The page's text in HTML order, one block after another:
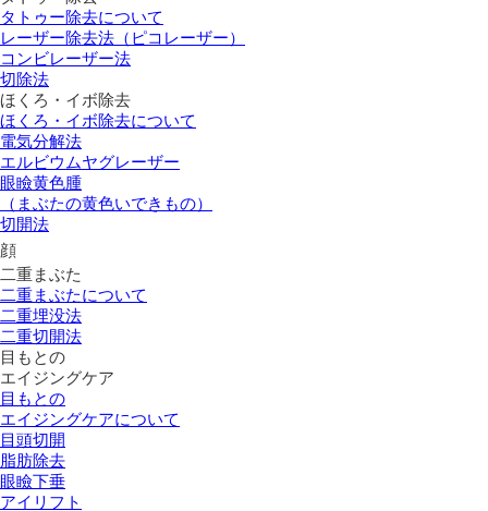
タトゥー除去について
レーザー除去法（ピコレーザー）
コンビレーザー法
切除法
ほくろ・イボ除去
ほくろ・イボ除去について
電気分解法
エルビウムヤグレーザー
眼瞼黄色腫
（まぶたの黄色いできもの）
切開法
顔
二重まぶた
二重まぶたについて
二重埋没法
二重切開法
目もとの
エイジングケア
目もとの
エイジングケアについて
目頭切開
脂肪除去
眼瞼下垂
アイリフト